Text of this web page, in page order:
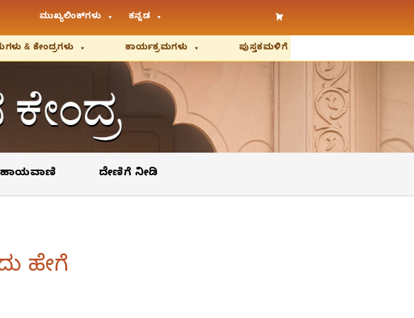
ಮುಖ್ಯಲಿಂಕ್‌ಗಳು ಕನ್ನಡ
& ಕೇಂದ್ರಗಳು ಕಾರ್ಯಕ್ರಮಗಳು ಪುಸ್ತಕಮಳಿಗೆ
ದೇಣಿಗೆ ನೀಡಿ
ಹೇಗೆ